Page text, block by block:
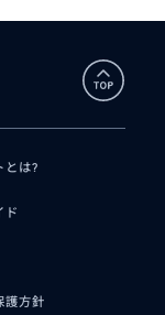
ことが多
き、リピータ
業務の効率化
ッフ間のコミ
結果、業務
とは?
ド
護方針